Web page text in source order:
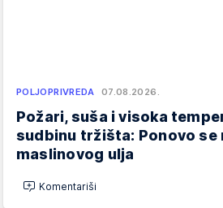
POLJOPRIVREDA 07.08.2026.
Požari, suša i visoka
sudbinu tržišta: Ponovo se
maslinovog ulja
Komentariši